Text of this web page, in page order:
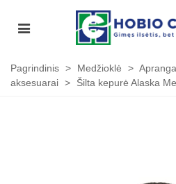
Pagrindinis > Medžioklė >
aksesuarai > Šilta kepurė Alaska